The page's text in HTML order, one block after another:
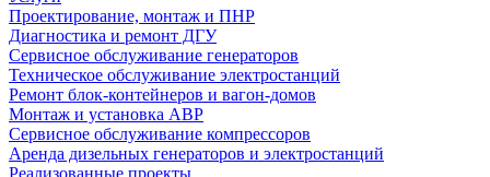
Проектирование, монтаж и ПНР
Диагностика и ремонт ДГУ
Сервисное обслуживание генераторов
Техническое обслуживание электростанций
Ремонт блок-контейнеров и вагон-домов
Монтаж и установка АВР
Сервисное обслуживание компрессоров
Аренда дизельных генераторов и электростанций
Реализованные проекты